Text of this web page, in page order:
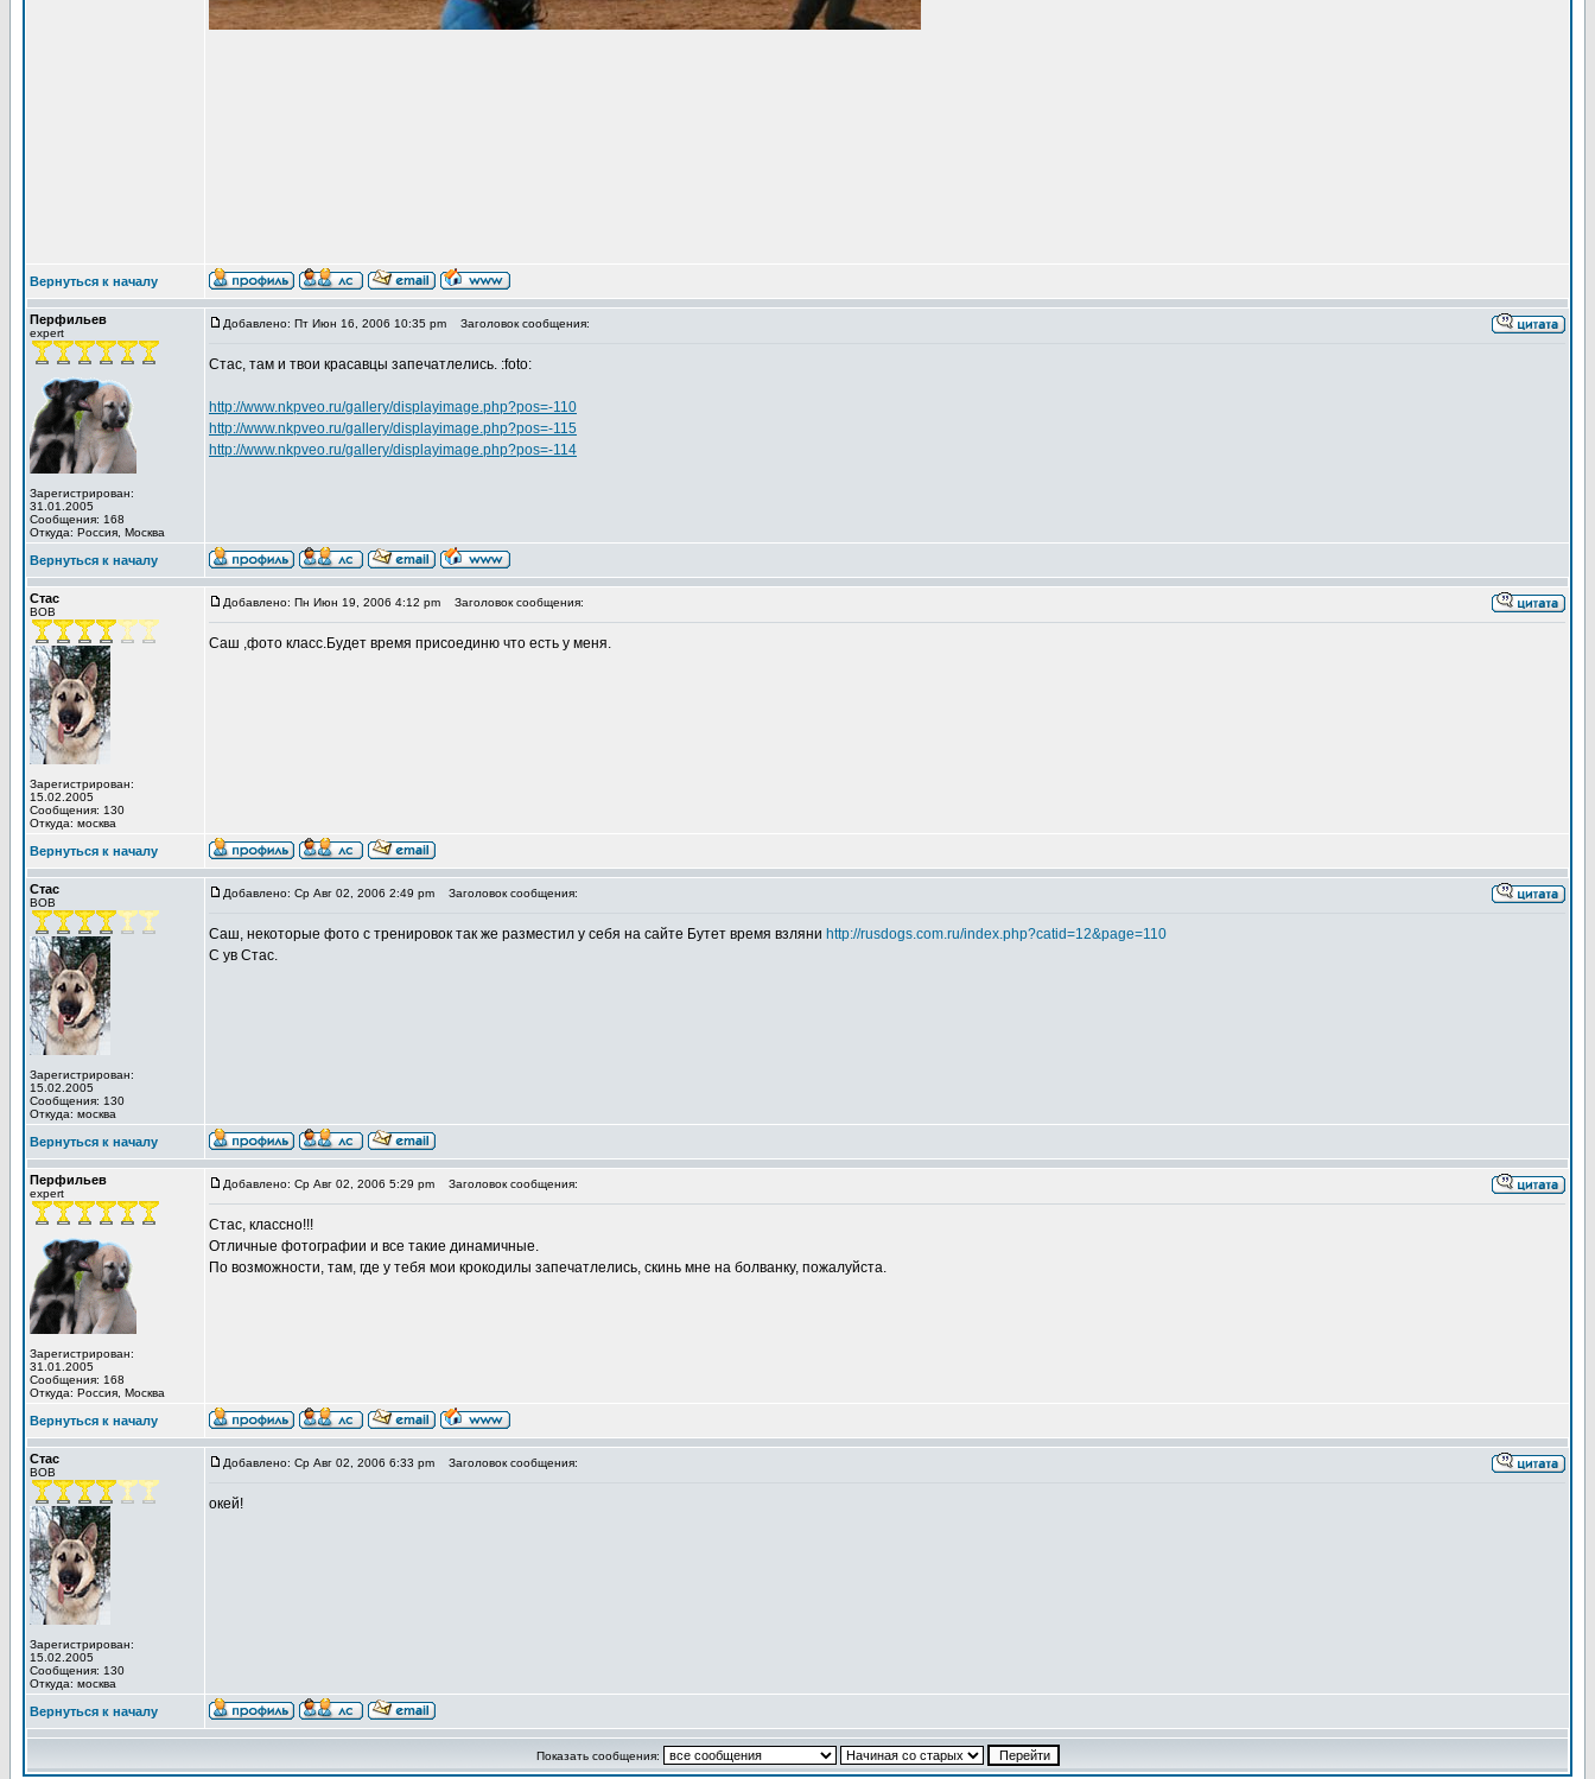
Вернуться к началу
Перфильев
expert
Зарегистрирован:
31.01.2005
Сообщения: 168
Откуда: Россия, Москва
Добавлено: Пт Июн 16, 2006 10:35 pm Заголовок сообщения:
Стас, там и твои красавцы запечатлелись. :foto:
http://www.nkpveo.ru/gallery/displayimage.php?pos=-110
http://www.nkpveo.ru/gallery/displayimage.php?pos=-115
http://www.nkpveo.ru/gallery/displayimage.php?pos=-114
Вернуться к началу
Стас
BOB
Зарегистрирован:
15.02.2005
Сообщения: 130
Откуда: москва
Добавлено: Пн Июн 19, 2006 4:12 pm Заголовок сообщения:
Саш ,фото класс.Будет время присоединю что есть у меня.
Вернуться к началу
Стас
BOB
Зарегистрирован:
15.02.2005
Сообщения: 130
Откуда: москва
Добавлено: Ср Авг 02, 2006 2:49 pm Заголовок сообщения:
Саш, некоторые фото с тренировок так же разместил у себя на сайте Бутет время взляни http://rusdogs.com.ru/index.php?catid=12&page=110
С ув Стас.
Вернуться к началу
Перфильев
expert
Зарегистрирован:
31.01.2005
Сообщения: 168
Откуда: Россия, Москва
Добавлено: Ср Авг 02, 2006 5:29 pm Заголовок сообщения:
Стас, классно!!!
Отличные фотографии и все такие динамичные.
По возможности, там, где у тебя мои крокодилы запечатлелись, скинь мне на болванку, пожалуйста.
Вернуться к началу
Стас
BOB
Зарегистрирован:
15.02.2005
Сообщения: 130
Откуда: москва
Добавлено: Ср Авг 02, 2006 6:33 pm Заголовок сообщения:
окей!
Вернуться к началу
Показать сообщения: